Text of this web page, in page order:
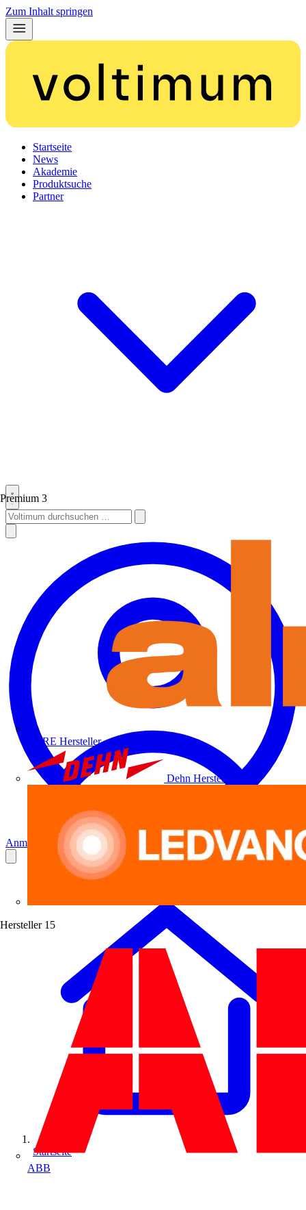
Zum Inhalt springen
Startseite
News
Akademie
Produktsuche
Partner
Premium 3
ALRE Hersteller
Dehn Hersteller
Hersteller 15
ABB
Anmelden Registrierung
Startseite